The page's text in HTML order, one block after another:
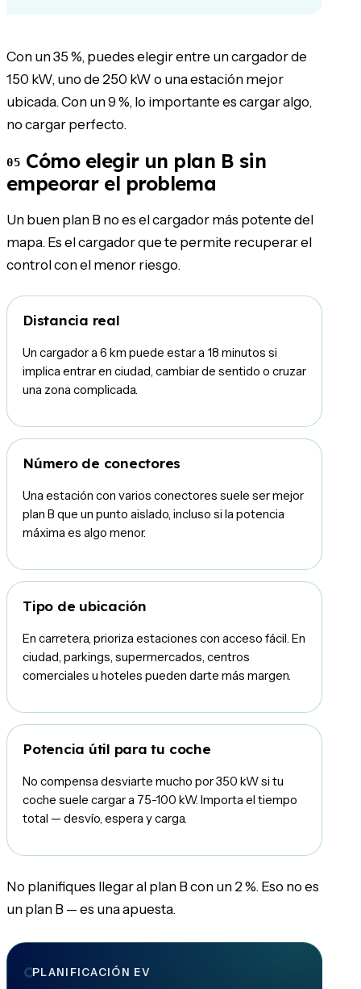
Con un 35 %, puedes elegir entre un cargador de
150 kW, uno de 250 kW o una estación mejor
ubicada. Con un 9 %, lo importante es cargar algo,
no cargar perfecto.
05 Cómo elegir un plan B sin
empeorar el problema
Un buen plan B no es el cargador más potente del
mapa. Es el cargador que te permite recuperar el
control con el menor riesgo.
Distancia real
Un cargador a 6 km puede estar a 18 minutos si
implica entrar en ciudad, cambiar de sentido o cruzar
una zona complicada.
Número de conectores
Una estación con varios conectores suele ser mejor
plan B que un punto aislado, incluso si la potencia
máxima es algo menor.
Tipo de ubicación
En carretera, prioriza estaciones con acceso fácil. En
ciudad, parkings, supermercados, centros
comerciales u hoteles pueden darte más margen.
Potencia útil para tu coche
No compensa desviarte mucho por 350 kW si tu
coche suele cargar a 75-100 kW. Importa el tiempo
total — desvío, espera y carga.
No planifiques llegar al plan B con un 2 %. Eso no es
un plan B — es una apuesta.
PLANIFICACIÓN EV